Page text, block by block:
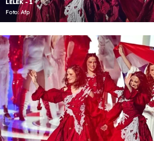
LELEK - 1
Foto: Afp